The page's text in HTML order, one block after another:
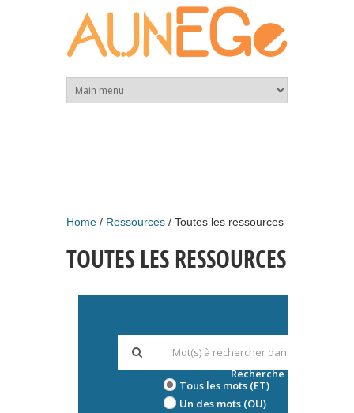
Home Ressources Toutes les ressources
TOUTES LES RESSOURCES
Tous les mots (ET)
Un des mots (OU)
Recherche avancée